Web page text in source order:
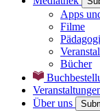
Apps
Filme
Bücher
Über uns